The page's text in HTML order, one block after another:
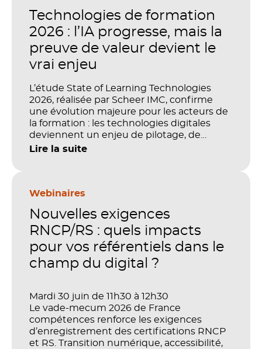
Technologies de formation
2026 : l’IA progresse, mais la
preuve de valeur devient le
vrai enjeu
L’étude State of Learning Technologies
2026, réalisée par Scheer IMC, confirme
une évolution majeure pour les acteurs de
la formation : les technologies digitales
deviennent un enjeu de pilotage, de
performance et de preuve de valeur. IA,
stratégique. Mais comment démontrer
investissements sur les compétences, la
productivité et la performance des
Lire la suite
Webinaires
Nouvelles exigences
RNCP/RS : quels impacts
pour vos référentiels dans le
champ du digital ?
Mardi 30 juin de 11h30 à 12h30
Le vade-mecum 2026 de France
compétences renforce les exigences
d’enregistrement des certifications RNCP
et RS. Transition numérique, accessibilité,